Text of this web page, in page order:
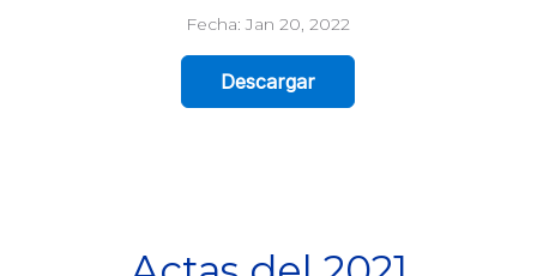
Fecha: Jan 20, 2022
Descargar